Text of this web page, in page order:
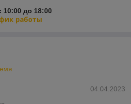
10:00 до 18:00
работы
04.04.2023